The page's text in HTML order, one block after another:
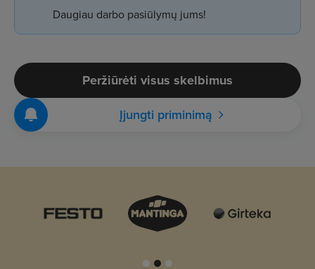
Daugiau darbo pasiūlymų jums!
Peržiūrėti visus skelbimus
Įjungti priminimą